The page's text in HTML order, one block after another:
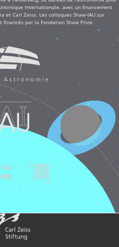
Internationale, avec un financement
et Carl Zeiss. Les colloques Shaw-IAU sur
par la Fondation Shaw Prize.